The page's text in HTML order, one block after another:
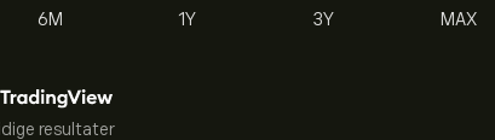
6M 1Y 3Y MAX
resultater